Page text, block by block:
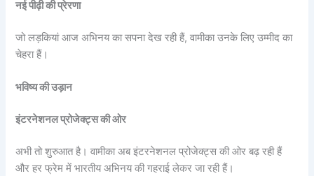
नई पीढ़ी की प्रेरणा
जो लड़कियां आज अभिनय का सपना देख रही हैं, वामीका उनके लिए उम्मीद का
चेहरा हैं।
भविष्य की उड़ान
इंटरनेशनल प्रोजेक्ट्स की ओर
अभी तो शुरुआत है। वामीका अब इंटरनेशनल प्रोजेक्ट्स की ओर बढ़ रही हैं
और हर फ्रेम में भारतीय अभिनय की गहराई लेकर जा रही हैं।